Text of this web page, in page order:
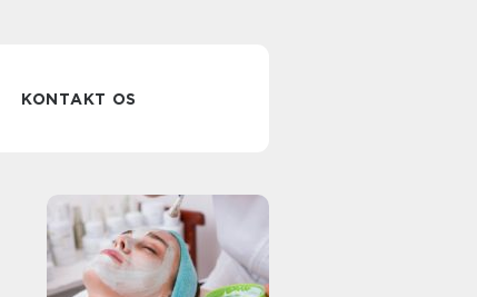
KONTAKT OS